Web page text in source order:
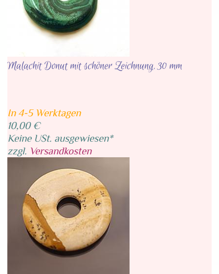
Malachit Donut mit schöner Zeichnung, 30 mm
In 4-5 Werktagen
10,00 €
Keine USt. ausgewiesen*
zzgl. Versandkosten